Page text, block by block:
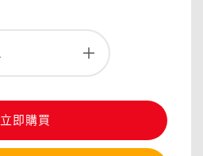
立即購買